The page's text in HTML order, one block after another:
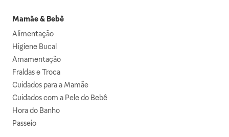
Mamãe & Bebê
Alimentação
Higiene Bucal
Amamentação
Fraldas e Troca
Cuidados para a Mamãe
Cuidados com a Pele do Bebê
Hora do Banho
Passeio